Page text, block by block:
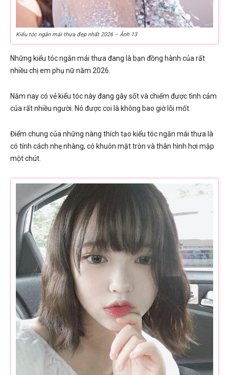
Kiểu tóc ngắn mái thưa đẹp nhất 2026 – Ảnh 13
Những kiểu tóc ngắn mái thưa đang là bạn đồng hành của rất
nhiều chị em phụ nữ năm 2026.
Năm nay có vẻ kiểu tóc này đang gây sốt và chiếm được tình cảm
của rất nhiều người. Nó được coi là không bao giờ lỗi mốt.
Điểm chung của những nàng thích tạo kiểu tóc ngắn mái thưa là
có tính cách nhẹ nhàng, có khuôn mặt tròn và thân hình hơi mập
một chút.